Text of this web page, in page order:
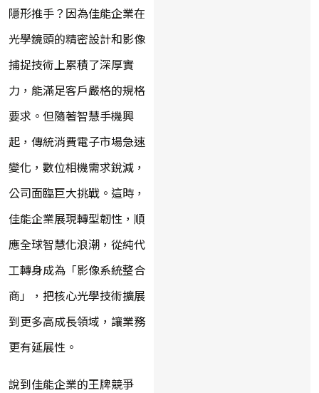
隱形推手？因為佳能企業在
光學鏡頭的精密設計和影像
捕捉技術上累積了深厚實
力，能滿足客戶嚴格的規格
要求。但隨著智慧手機興
起，傳統消費電子市場急速
變化，數位相機需求銳減，
公司面臨巨大挑戰。這時，
佳能企業展現轉型韌性，順
應全球智慧化浪潮，從純代
工轉身成為「影像系統整合
商」，把核心光學技術擴展
到更多高成長領域，讓業務
更有延展性。
說到佳能企業的王牌競爭